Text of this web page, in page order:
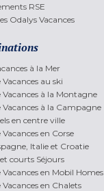
RSE
Odalys Vacances
à la Mer
au ski
Vacances à la Montagne
Vacances à la Campagne
en centre ville
en Corse
Italie et Croatie
courts Séjours
en Mobil Homes
en Chalets